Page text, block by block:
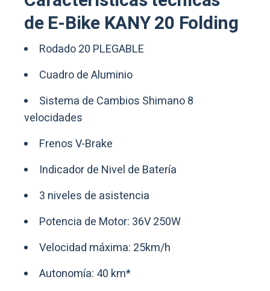
de E-Bike KANY 20 Folding
Rodado 20 PLEGABLE
Cuadro de Aluminio
Sistema de Cambios Shimano 8
velocidades
Frenos V-Brake
Indicador de Nivel de Batería
3 niveles de asistencia
Potencia de Motor: 36V 250W
Velocidad máxima: 25km/h
Autonomía: 40 km*